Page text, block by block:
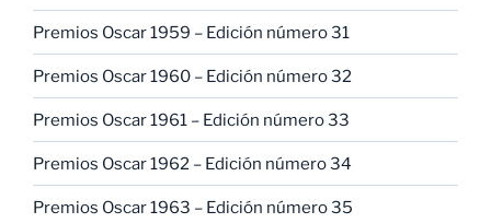
Premios Oscar 1959 – Edición número 31
Premios Oscar 1960 – Edición número 32
Premios Oscar 1961 – Edición número 33
Premios Oscar 1962 – Edición número 34
Premios Oscar 1963 – Edición número 35